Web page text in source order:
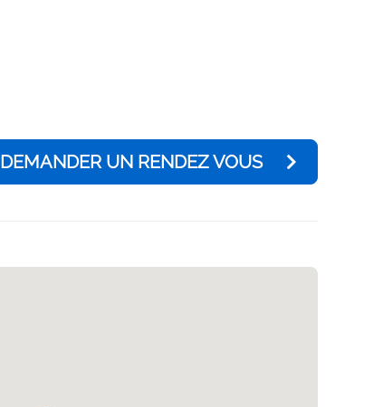
DEMANDER UN RENDEZ VOUS